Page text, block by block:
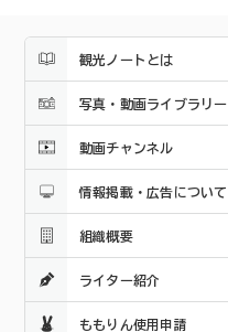
観光ノートとは
写真・動画ライブラリー
動画チャンネル
情報掲載・広告について
組織概要
ライター紹介
ももりん使用申請